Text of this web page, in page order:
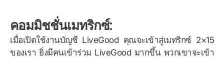
คอมมิชชั่นเมทริกซ์:
เมื่อเปิดใช้งานบัญชี LiveGood คุณจะเข้าสู่เมทริกซ์ 2×15
ของเรา ยิ่งมีคนเข้าร่วม LiveGood มากขึ้น พวกเขาจะเข้า